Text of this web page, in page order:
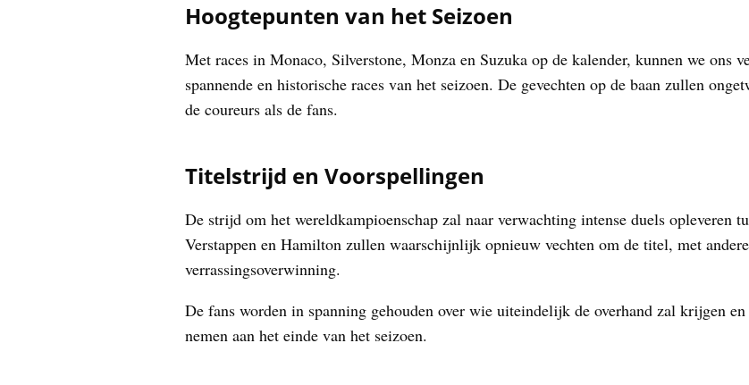
Hoogtepunten van het Seizoen
Met races in Monaco, Silverstone, Monza en Suzuka op de kalender, kunnen we ons
spannende en historische races van het seizoen. De gevechten op de baan zullen
de coureurs als de fans.
Titelstrijd en Voorspellingen
De strijd om het wereldkampioenschap zal naar verwachting intense duels opleveren
Verstappen en Hamilton zullen waarschijnlijk opnieuw vechten om de titel, met
verrassingsoverwinning.
De fans worden in spanning gehouden over wie uiteindelijk de overhand zal krijgen
nemen aan het einde van het seizoen.